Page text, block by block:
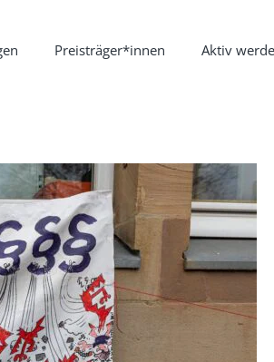
Preisträger*innen Aktiv